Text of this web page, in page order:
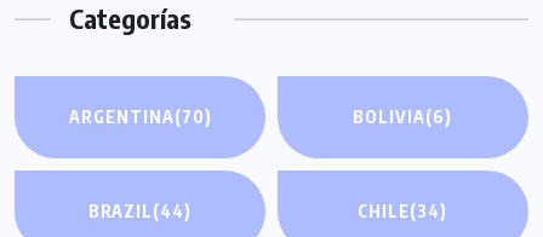
Categorías
ARGENTINA(70) BOLIVIA(6)
BRAZIL(44) CHILE(34)